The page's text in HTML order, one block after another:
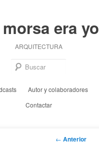
era yo
ARQUITECTURA
Autor y colaboradores
Contactar
Navegación
← Anterior